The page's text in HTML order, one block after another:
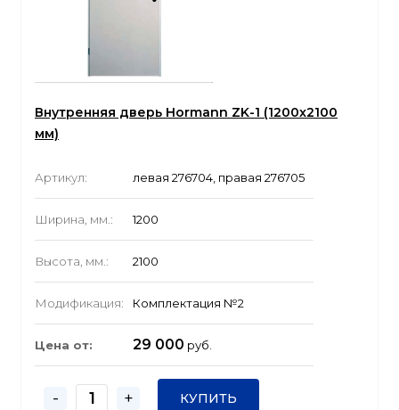
Внутренняя дверь Hormann ZK-1 (1200x2100
мм)
Артикул: левая 276704, правая 276705
Ширина, мм.: 1200
Высота, мм.: 2100
Модификация: Комплектация №2
Цена от: 29 000 руб.
- + КУПИТЬ